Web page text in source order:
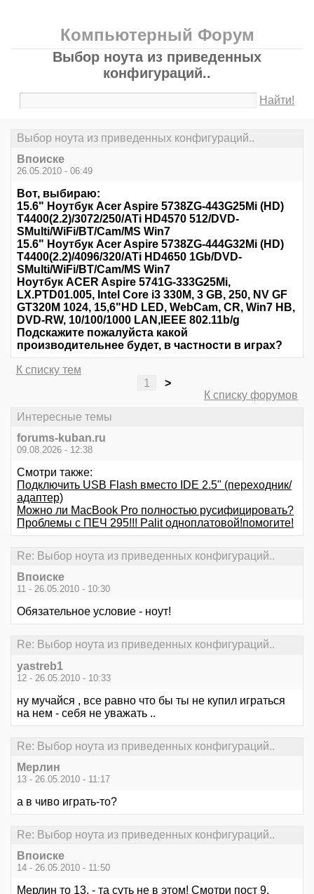
Компьютерный Форум
Выбор ноута из приведенных
конфигураций..
Найти!
Выбор ноута из приведенных конфигураций..
Впоиске
26.05.2010 - 06:49
Вот, выбираю:
15.6" Ноутбук Acer Aspire 5738ZG-443G25Mi (HD)
T4400(2.2)/3072/250/ATi HD4570 512/DVD-
SMulti/WiFi/BT/Cam/MS Win7
15.6" Ноутбук Acer Aspire 5738ZG-444G32Mi (HD)
T4400(2.2)/4096/320/ATi HD4650 1Gb/DVD-
SMulti/WiFi/BT/Cam/MS Win7
Ноутбук ACER Aspire 5741G-333G25Mi,
LX.PTD01.005, Intel Core i3 330M, 3 GB, 250, NV GF
GT320M 1024, 15,6"HD LED, WebCam, CR, Win7 HB,
DVD-RW, 10/100/1000 LAN,IEEE 802.11b/g
Подскажите пожалуйста какой
производительнее будет, в частности в играх?
К списку тем
1
>
К списку форумов
Интересные темы
forums-kuban.ru
09.08.2026 - 12:38
Смотри также:
Подключить USB Flash вместо IDE 2.5" (переходник/
адаптер)
Можно ли MacBook Pro полностью русифицировать?
Проблемы с ПЕЧ 295!!! Palit одноплатовой!помогите!
Re: Выбор ноута из приведенных конфигураций..
Впоиске
11 - 26.05.2010 - 10:30
Обязательное условие - ноут!
Re: Выбор ноута из приведенных конфигураций..
yastreb1
12 - 26.05.2010 - 10:33
ну мучайся , все равно что бы ты не купил играться
на нем - себя не уважать ..
Re: Выбор ноута из приведенных конфигураций..
Мерлин
13 - 26.05.2010 - 11:17
а в чиво играть-то?
Re: Выбор ноута из приведенных конфигураций..
Впоиске
14 - 26.05.2010 - 11:50
Мерлин то 13, - та суть не в этом! Смотри пост 9.